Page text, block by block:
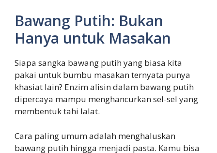
Bawang Putih: Bukan
Hanya untuk Masakan
Siapa sangka bawang putih yang biasa kita
pakai untuk bumbu masakan ternyata punya
khasiat lain? Enzim alisin dalam bawang putih
dipercaya mampu menghancurkan sel-sel yang
membentuk tahi lalat.
Cara paling umum adalah menghaluskan
bawang putih hingga menjadi pasta. Kamu bisa